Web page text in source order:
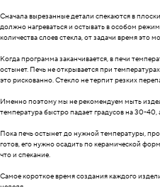
Сначала вырезанные детали спекаются в
должно нагреваться и остывать в особом
количества слоев стекла, от задачи время это
Когда программа заканчивается, в печи
остынет. Печь не открывается при
это рискованно. Стекло не терпит резких
Именно поэтому мы не рекомендуем мыть
температура быстро падает градусов на 30-
Пока печь остынет до нужной температуры,
готов, его нужно осадить по керамической
что и спекание.
Самое короткое время создания каждого